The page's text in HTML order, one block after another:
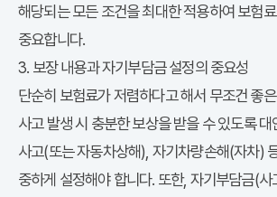
해당되는 모든 조건을 최대한 적용하여 보험
중요합니다.
3. 보장 내용과 자기부담금 설정의 중요성
단순히 보험료가 저렴하다고 해서 무조건 좋
사고 발생 시 충분한 보상을 받을 수 있도록 대
사고(또는 자동차상해), 자기차량손해(자차)
중하게 설정해야 합니다. 또한, 자기부담금(사